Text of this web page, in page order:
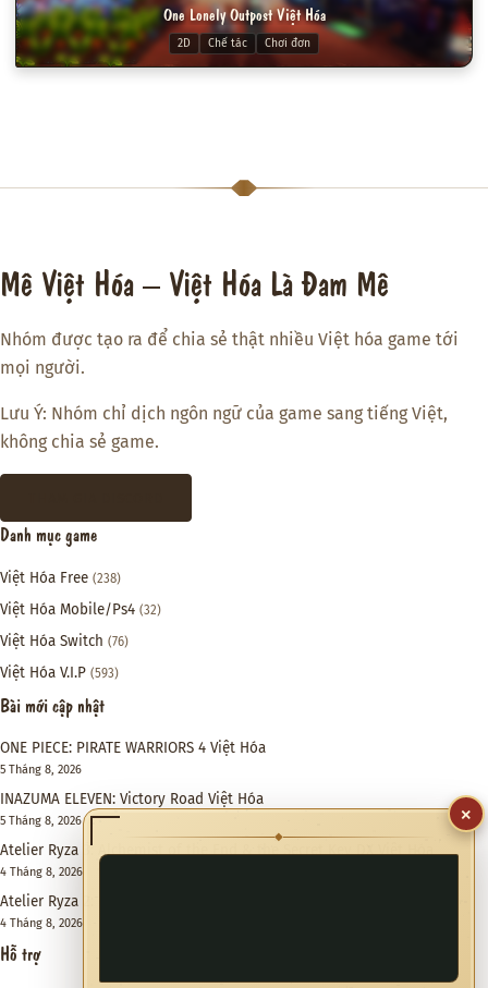
One Lonely Outpost Việt Hóa
2D Chế tác Chơi đơn
Mê Việt Hóa – Việt Hóa Là Đam Mê
Nhóm được tạo ra để chia sẻ thật nhiều Việt hóa game tới
mọi người.
Lưu Ý: Nhóm chỉ dịch ngôn ngữ của game sang tiếng Việt,
không chia sẻ game.
Danh mục game
Việt Hóa Free (238)
Việt Hóa Mobile/Ps4 (32)
Việt Hóa Switch (76)
Việt Hóa V.I.P (593)
Bài mới cập nhật
ONE PIECE: PIRATE WARRIORS 4 Việt Hóa
5 Tháng 8, 2026
INAZUMA ELEVEN: Victory Road Việt Hóa
5 Tháng 8, 2026
Atelier Ryza 3: Alchemist of the End & the Secret Key DX Việt Hóa
4 Tháng 8, 2026
Atelier Ryza 2: Lost Legends & the Secret Fairy DX Việt Hóa
4 Tháng 8, 2026
Hỗ trợ
×
◆